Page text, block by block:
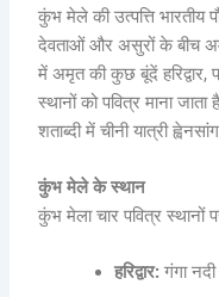
कुंभ मेले की उत्पत्ति भारतीय
देवताओं और असुरों के बीच
में अमृत की कुछ बूंदें
स्थानों को पवित्र माना
शताब्दी में चीनी यात्री
कुंभ मेले के स्थान
कुंभ मेला चार पवित्र स्थानों
हरिद्वार: गंगा